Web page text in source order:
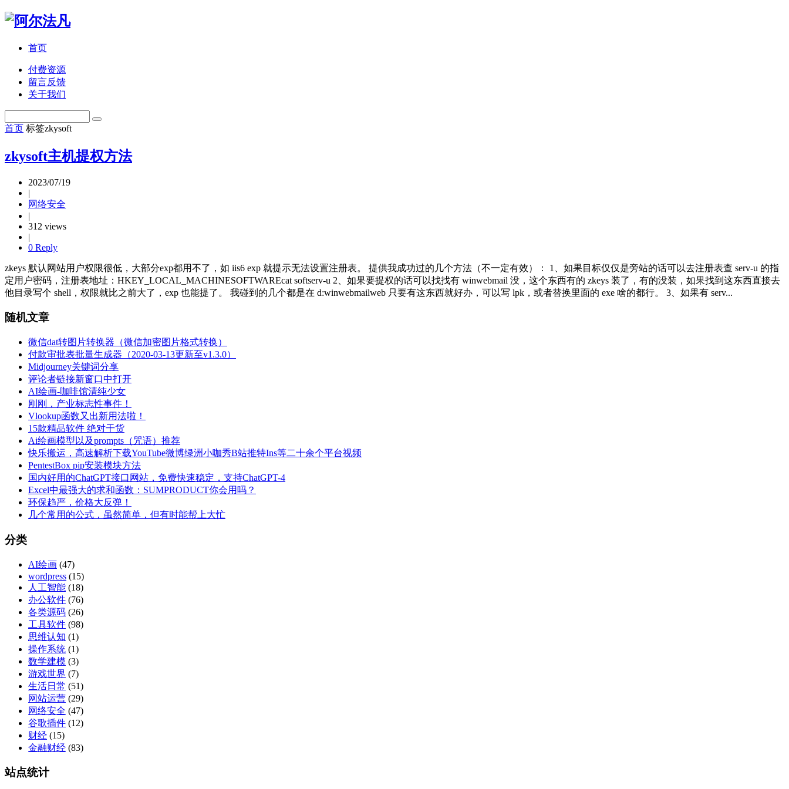
首页
付费资源
留言反馈
关于我们
首页 标签zkysoft
zkysoft主机提权方法
2023/07/19
|
网络安全
|
312 views
|
0 Reply
zkeys 默认网站用户权限很低，大部分exp都用不了，如 iis6 exp 就提示无法设置注册表。 提供我成功过的几个方法（不一定有效）： 1、如果目标仅仅是旁站的话可以去注册表查 serv-u 的指
定用户密码，注册表地址：HKEY_LOCAL_MACHINESOFTWAREcat softserv-u 2、如果要提权的话可以找找有 winwebmail 没，这个东西有的 zkeys 装了，有的没装，如果找到这东西直接去
他目录写个 shell，权限就比之前大了，exp 也能提了。 我碰到的几个都是在 d:winwebmailweb 只要有这东西就好办，可以写 lpk，或者替换里面的 exe 啥的都行。 3、如果有 serv...
随机文章
微信dat转图片转换器（微信加密图片格式转换）
付款审批表批量生成器（2020-03-13更新至v1.3.0）
Midjourney关键词分享
评论者链接新窗口中打开
AI绘画-咖啡馆清纯少女
刚刚，产业标志性事件！
Vlookup函数又出新用法啦！
15款精品软件 绝对干货
Ai绘画模型以及prompts（咒语）推荐
快乐搬运，高速解析下载YouTube微博绿洲小咖秀B站推特Ins等二十余个平台视频
PentestBox pip安装模块方法
国内好用的ChatGPT接口网站，免费快速稳定，支持ChatGPT-4
Excel中最强大的求和函数：SUMPRODUCT你会用吗？
环保趋严，价格大反弹！
几个常用的公式，虽然简单，但有时能帮上大忙
分类
AI绘画 (47)
wordpress (15)
人工智能 (18)
办公软件 (76)
各类源码 (26)
工具软件 (98)
思维认知 (1)
操作系统 (1)
数学建模 (3)
游戏世界 (7)
生活日常 (51)
网站运营 (29)
网络安全 (47)
谷歌插件 (12)
财经 (15)
金融财经 (83)
站点统计